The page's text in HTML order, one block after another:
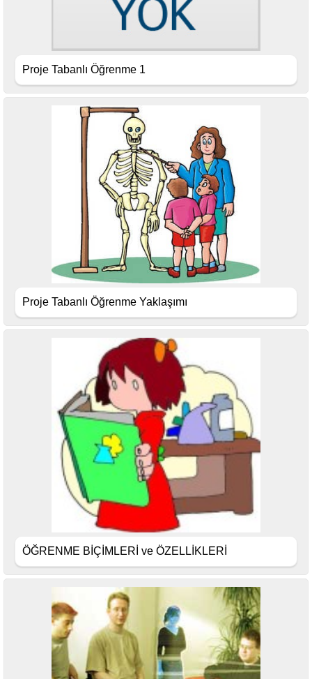
Proje Tabanlı Öğrenme 1
Proje Tabanlı Öğrenme Yaklaşımı
ÖĞRENME BİÇİMLERİ ve ÖZELLİKLERİ